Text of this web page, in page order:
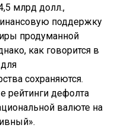
млрд долл.,
поддержку
продуманной
как говорится в
сохраняются.
рейтинги дефолта
валюте на